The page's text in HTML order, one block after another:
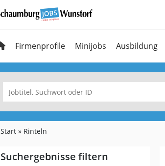
Firmenprofile Minijobs Ausbildung
Start Rinteln
Suchergebnisse filtern